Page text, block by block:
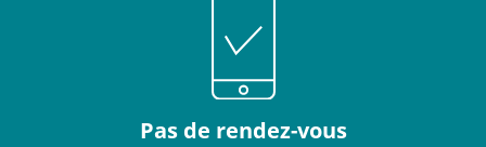
Pas de rendez-vous